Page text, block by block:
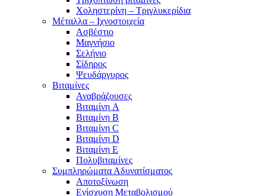
Χοληστερίνη – Τριγλυκερίδια
Μέταλλα – Ιχνοστοιχεία
Ασβέστιο
Μαγνήσιο
Σελήνιο
Σίδηρος
Ψευδάργυρος
Βιταμίνες
Αναβράζουσες
Βιταμίνη A
Βιταμίνη B
Βιταμίνη C
Βιταμίνη D
Βιταμίνη E
Πολυβιταμίνες
Συμπληρώματα Αδυνατίσματος
Αποτοξίνωση
Ενίσχυση Μεταβολισμού